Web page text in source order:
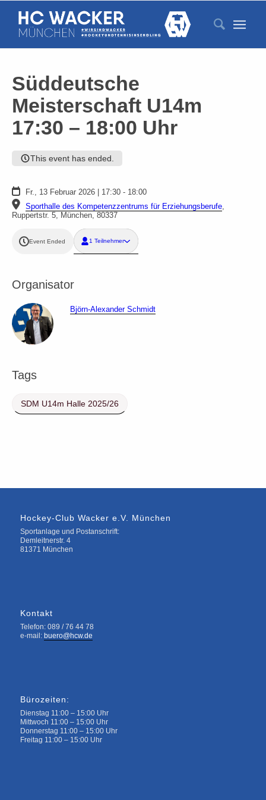
Süddeutsche
Meisterschaft U14m
17:30 – 18:00 Uhr
This event has ended.
Fr., 13 Februar 2026 | 17:30 - 18:00
Sporthalle des Kompetenzzentrums für Erziehungsberufe,
Ruppertstr. 5, München, 80337
Event Ended 1 Teilnehmer
Organisator
Björn-Alexander Schmidt
Tags
SDM U14m Halle 2025/26
Hockey-Club Wacker e.V. München
Sportanlage und Postanschrift:
Demleitnerstr. 4
81371 München
Kontakt
Telefon: 089 / 76 44 78
e-mail: buero@hcw.de
Bürozeiten:
Dienstag 11:00 – 15:00 Uhr
Mittwoch 11:00 – 15:00 Uhr
Donnerstag 11:00 – 15:00 Uhr
Freitag 11:00 – 15:00 Uhr